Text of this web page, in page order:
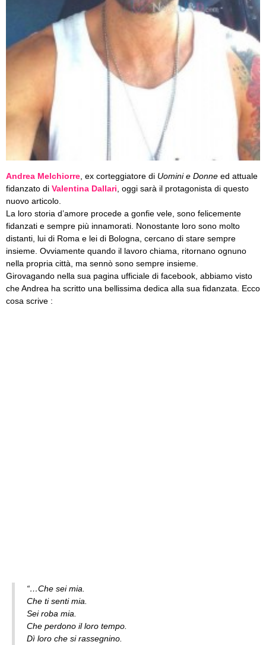
Andrea Melchiorre, ex corteggiatore di Uomini e Donne ed attuale
fidanzato di Valentina Dallari, oggi sarà il protagonista di questo
nuovo articolo.
La loro storia d’amore procede a gonfie vele, sono felicemente
fidanzati e sempre più innamorati. Nonostante loro sono molto
distanti, lui di Roma e lei di Bologna, cercano di stare sempre
insieme. Ovviamente quando il lavoro chiama, ritornano ognuno
nella propria città, ma sennò sono sempre insieme.
Girovagando nella sua pagina ufficiale di facebook, abbiamo visto
che Andrea ha scritto una bellissima dedica alla sua fidanzata. Ecco
cosa scrive :
“…Che sei mia.
Che ti senti mia.
Sei roba mia.
Che perdono il loro tempo.
Dì loro che si rassegnino.